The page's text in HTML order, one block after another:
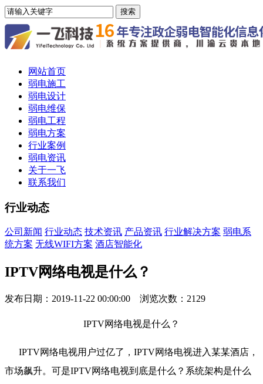
网站首页
弱电施工
弱电设计
弱电维保
弱电工程
弱电方案
行业案例
弱电资讯
关于一飞
联系我们
行业动态
公司新闻 行业动态 技术资讯 产品资讯 行业解决方案 弱电系
统方案 无线WIFI方案 酒店智能化
IPTV网络电视是什么？
发布日期：2019-11-22 00:00:00 浏览次数：2129
IPTV网络电视是什么？
IPTV网络电视用户过亿了，IPTV网络电视进入某某酒店，
市场飙升。可是IPTV网络电视到底是什么？系统架构是什么